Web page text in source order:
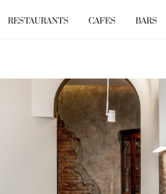
BKK
RESTAURANTS CAFES BARS